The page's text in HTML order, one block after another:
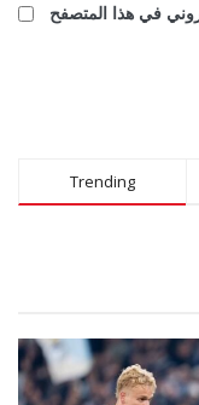
في هذا المتصفح
Trending